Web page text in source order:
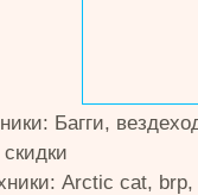
Багги,
Arctic cat,